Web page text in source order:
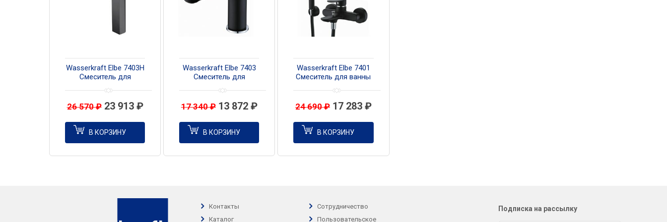
Wasserkraft Elbe 7403H
Смеситель для
черный
26 570₽ 23 913 ₽
В КОРЗИНУ
Wasserkraft Elbe 7403
Смеситель для
черный
17 340₽ 13 872 ₽
В КОРЗИНУ
Wasserkraft Elbe 7401
Смеситель для ванны
цвет черный
24 690₽ 17 283 ₽
В КОРЗИНУ
Контакты
Каталог
Сотрудничество
Пользовательское
Подписка на рассылку